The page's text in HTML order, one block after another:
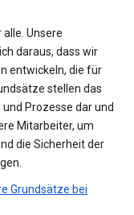
Unsere
daraus, dass wir
entwickeln, die für
stellen das
Prozesse dar und
Mitarbeiter, um
die Sicherheit der
Grundsätze bei